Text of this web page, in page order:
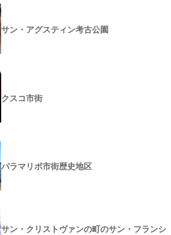
サン・アグスティン考古公園
クスコ市街
パラマリボ市街歴史地区
サン・クリストヴァンの町のサン・フランシ